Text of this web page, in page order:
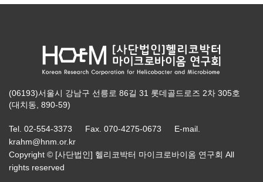
(06193)서울시 강남구 선릉로 86길 31 롯데골드로즈 2차 305호
(대치동, 890-59)
Tel. 02-554-3373 Fax. 070-4275-0673 E-mail.
krahm@hnm.or.kr
Copyright © [사단법인] 헬리코박터 마이크로바이옴 연구회 All
rights reserved